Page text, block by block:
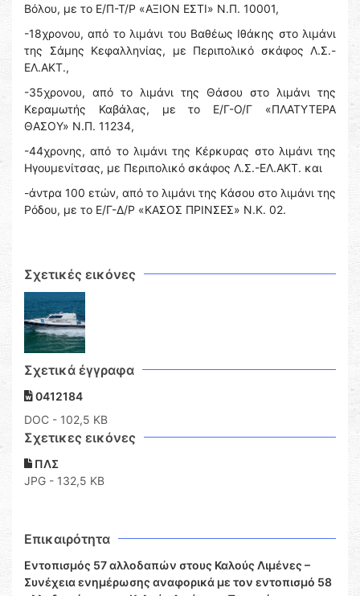
Βόλου, με το Ε/Π-Τ/Ρ «ΑΞΙΟΝ ΕΣΤΙ» N.Π. 10001,
-18χρονου, από το λιμάνι του Βαθέως Ιθάκης στο λιμάνι
της Σάμης Κεφαλληνίας, με Περιπολικό σκάφος Λ.Σ.-
ΕΛ.ΑΚΤ.,
-35χρονου, από το λιμάνι της Θάσου στο λιμάνι της
Κεραμωτής Καβάλας, με το Ε/Γ-Ο/Γ «ΠΛΑΤΥΤΕΡΑ
ΘΑΣΟΥ» N.Π. 11234,
-44χρονης, από το λιμάνι της Κέρκυρας στο λιμάνι της
Ηγουμενίτσας, με Περιπολικό σκάφος Λ.Σ.-ΕΛ.ΑΚΤ. και
-άντρα 100 ετών, από το λιμάνι της Kάσου στο λιμάνι της
Ρόδου, με το Ε/Γ-Δ/Ρ «ΚΑΣΟΣ ΠΡΙΝΣΕΣ» N.Κ. 02.
Σχετικές εικόνες
Σχετικά έγγραφα
0412184
DOC - 102,5 KB
Σχετικες εικόνες
ΠΛΣ
JPG - 132,5 KB
Επικαιρότητα
Εντοπισμός 57 αλλοδαπών στους Καλούς Λιμένες –
Συνέχεια ενημέρωσης αναφορικά με τον εντοπισμό 58